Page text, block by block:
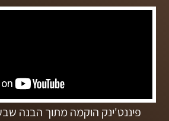
פיננט'ינק הוקמה מתוך הבנה